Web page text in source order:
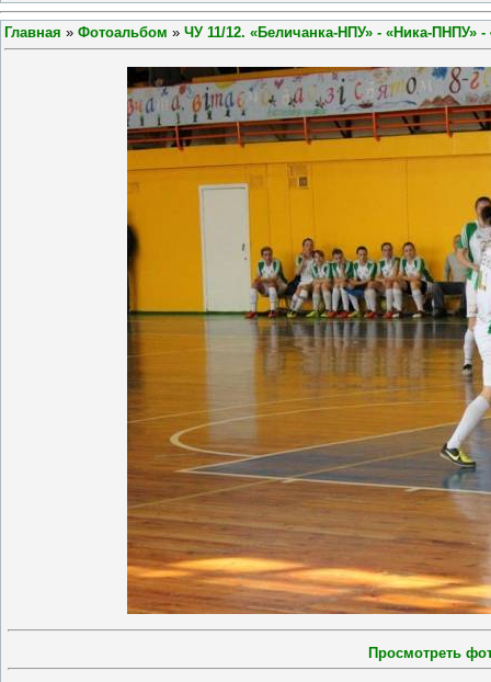
Главная » Фотоальбом » ЧУ 11/12. «Беличанка-НПУ» - «Ника-ПНПУ» -
Просмотреть